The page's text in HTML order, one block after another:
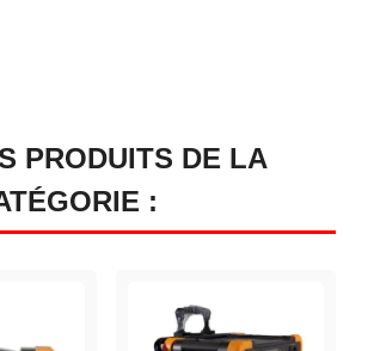
PRODUITS DE LA
: